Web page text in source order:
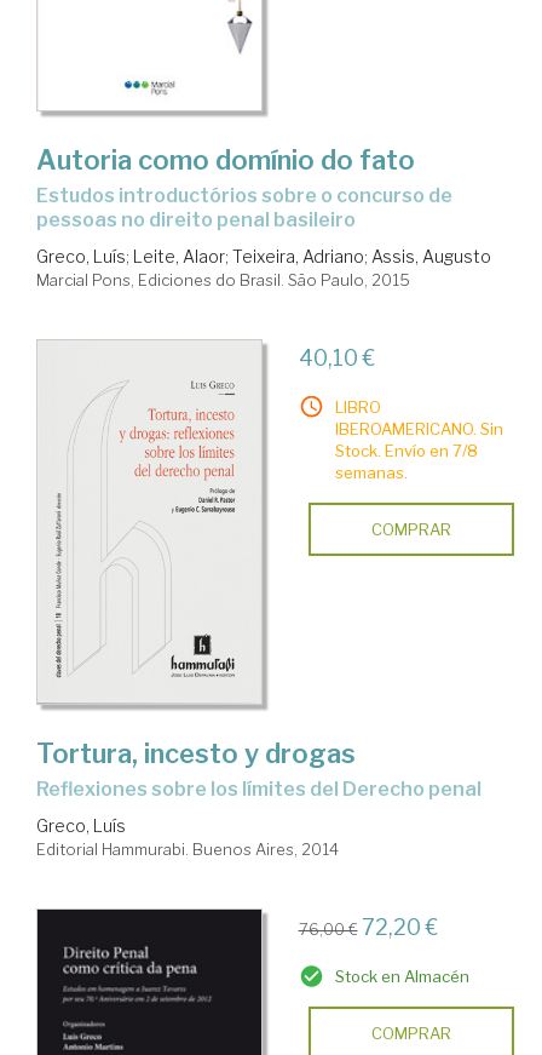
Autoria como domínio do fato
Estudos introductórios sobre o concurso de
pessoas no direito penal basileiro
Greco, Luís; Leite, Alaor; Teixeira, Adriano; Assis, Augusto
Marcial Pons, Ediciones do Brasil. São Paulo, 2015
40,10 €
LIBRO
IBEROAMERICANO. Sin
Stock. Envío en 7/8
semanas.
COMPRAR
Tortura, incesto y drogas
reflexiones sobre los límites del Derecho penal
Greco, Luís
Editorial Hammurabi. Buenos Aires, 2014
76,00 € 72,20 €
Stock en Almacén
COMPRAR